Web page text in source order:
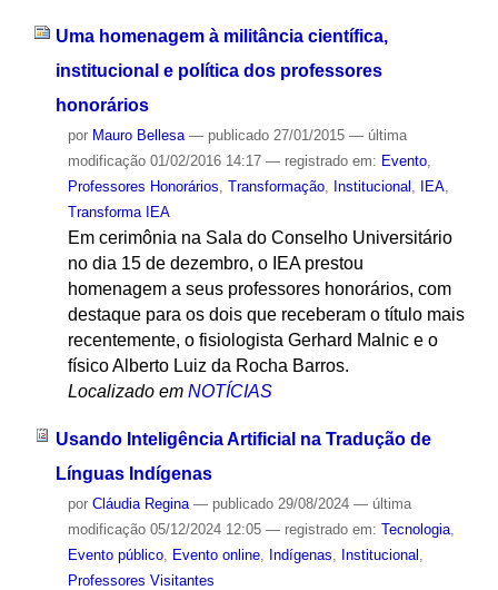
Uma homenagem à militância científica,
institucional e política dos professores
honorários
por Mauro Bellesa — publicado27/01/2015 — última
modificação01/02/2016 14:17 — registrado em: Evento,
Professores Honorários Transformação, Institucional IEA,
Transforma IEA
Em cerimônia na Sala do Conselho Universitário
no dia 15 de dezembro, o IEA prestou
homenagem a seus professores honorários, com
destaque para os dois que receberam o título mais
recentemente, o fisiologista Gerhard Malnic e o
físico Alberto Luiz da Rocha Barros.
Localizado em NOTÍCIAS
Usando Inteligência Artificial na Tradução de
Línguas Indígenas
por Cláudia Regina — publicado29/08/2024 — última
modificação05/12/2024 12:05 — registrado em: Tecnologia,
Evento público, Evento online, Indígenas Institucional
Professores Visitantes